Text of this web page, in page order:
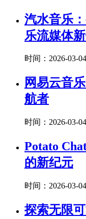
汽水音乐
乐流媒体
时间：2026-03-
网易云音
航者
时间：2026-03-
Potato
的新纪元
时间：2026-03-
探索无限